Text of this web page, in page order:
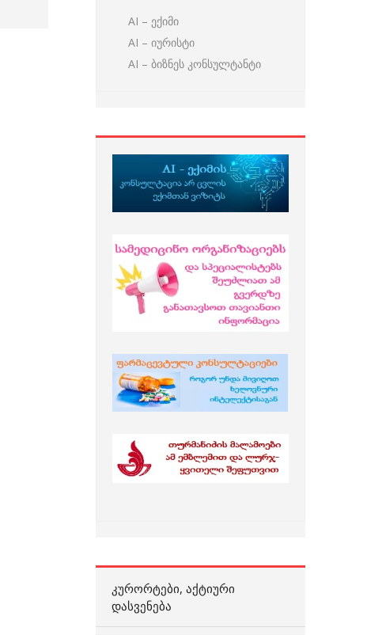
AI – ექიმი
AI – იურისტი
AI – ბიზნეს კონსულტანტი
ᲙᲣᲠᲝᲠᲢᲔᲑᲘ, ᲐᲥᲢᲘᲣᲠᲘ
ᲓᲐᲡᲕᲔᲜᲔᲑᲐ